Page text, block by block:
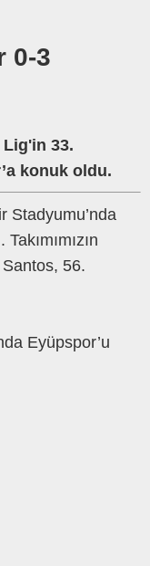
0-3
33.
konuk oldu.
Stadyumu’nda
56.
Eyüpspor’u